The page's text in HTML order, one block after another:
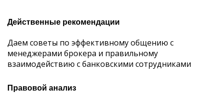
Действенные рекомендации
Даем советы по эффективному общению с
менеджерами брокера и правильному
взаимодействию с банковскими сотрудниками
Правовой анализ